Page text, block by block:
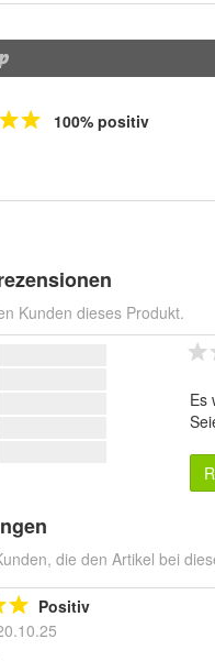
100% positiv
Kunden dieses Produkt.
Es
die den Artikel bei
Positiv